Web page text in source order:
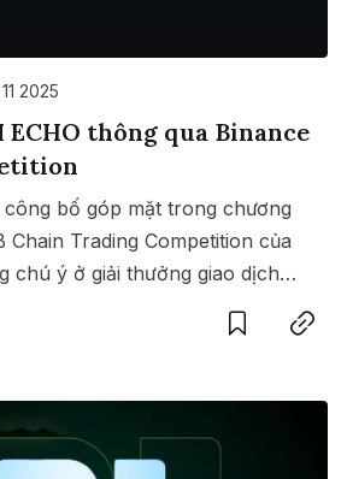
2025
thông qua Binance
bố góp mặt trong chương
Trading Competition của
chú ý ở giải thưởng giao dịch
SaveCopy link